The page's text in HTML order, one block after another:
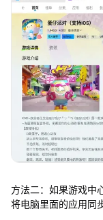
方法二：如果游戏中
将电脑里面的应用同